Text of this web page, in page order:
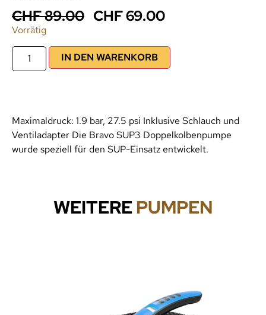
CHF89.00 CHF69.00
Vorrätig
IN DEN WARENKORB
Maximaldruck: 1.9 bar, 27.5 psi Inklusive Schlauch und
Ventiladapter Die Bravo SUP3 Doppelkolbenpumpe
wurde speziell für den SUP-Einsatz entwickelt.
WEITERE PUMPEN